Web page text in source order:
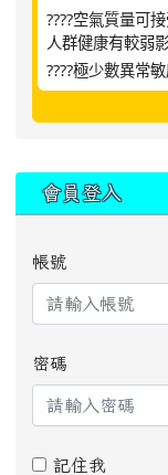
????空氣質量可
人群健康有較弱
????極少數異常
會員登入
帳號
密碼
記住我